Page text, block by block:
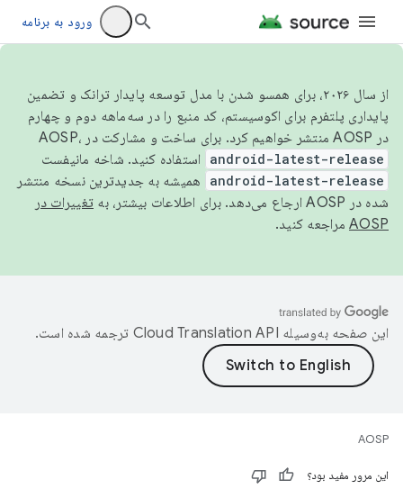
ورود به برنامه
از سال ۲۰۲۶، برای همسو شدن با مدل توسعه پایدار ترانک و تضمین
پایداری پلتفرم برای اکوسیستم، کد منبع را در سه‌ماهه دوم و چهارم
در AOSP منتشر خواهیم کرد. برای ساخت و مشارکت در AOSP،
android-latest-release استفاده کنید. شاخه مانیفست
android-latest-release
همیشه به جدیدترین نسخه منتشر
شده در AOSP ارجاع می‌دهد. برای اطلاعات بیشتر، به
تغییرات در
AOSP مراجعه کنید.
این صفحه به‌وسیله ترجمه شده است.
AOSP
این مرور مفید بود؟